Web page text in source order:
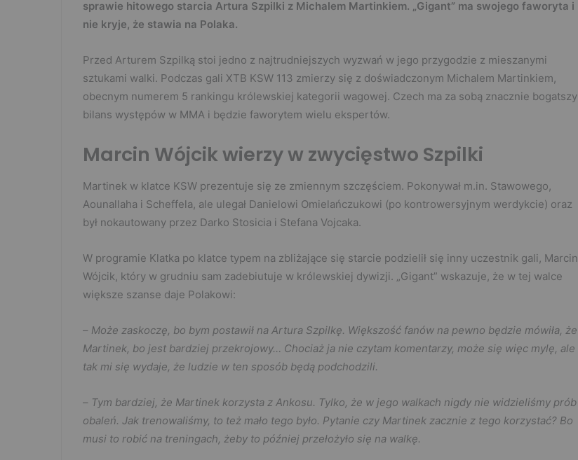
sprawie hitowego starcia Artura Szpilki z Michalem Martinkiem. „Gigant” ma swojego faworyta i
nie kryje, że stawia na Polaka.
Przed Arturem Szpilką stoi jedno z najtrudniejszych wyzwań w jego przygodzie z mieszanymi
sztukami walki. Podczas gali XTB KSW 113 zmierzy się z doświadczonym Michalem Martinkiem,
obecnym numerem 5 rankingu królewskiej kategorii wagowej. Czech ma za sobą znacznie bogatszy
bilans występów w MMA i będzie faworytem wielu ekspertów.
Marcin Wójcik wierzy w zwycięstwo Szpilki
Martinek w klatce KSW prezentuje się ze zmiennym szczęściem. Pokonywał m.in. Stawowego,
Aounallaha i Scheffela, ale ulegał Danie­lowi Omielańczukowi (po kontrowersyjnym werdykcie) oraz
był nokautowany przez Darko Stosicia i Stefana Vojcaka.
W programie Klatka po klatce typem na zbliżające się starcie podzielił się inny uczestnik gali, Marcin
Wójcik, który w grudniu sam zadebiutuje w królewskiej dywizji. „Gigant” wskazuje, że w tej walce
większe szanse daje Polakowi:
– Może zaskoczę, bo bym postawił na Artura Szpilkę. Większość fanów na pewno będzie mówiła, że
Martinek, bo jest bardziej przekrojowy… Chociaż ja nie czytam komentarzy, może się więc mylę, ale
tak mi się wydaje, że ludzie w ten sposób będą podchodzili.
– Tym bardziej, że Martinek korzysta z Ankosu. Tylko, że w jego walkach nigdy nie widzieliśmy prób
obaleń. Jak trenowaliśmy, to też mało tego było. Pytanie czy Martinek zacznie z tego korzystać? Bo
musi to robić na treningach, żeby to później przełożyło się na walkę.